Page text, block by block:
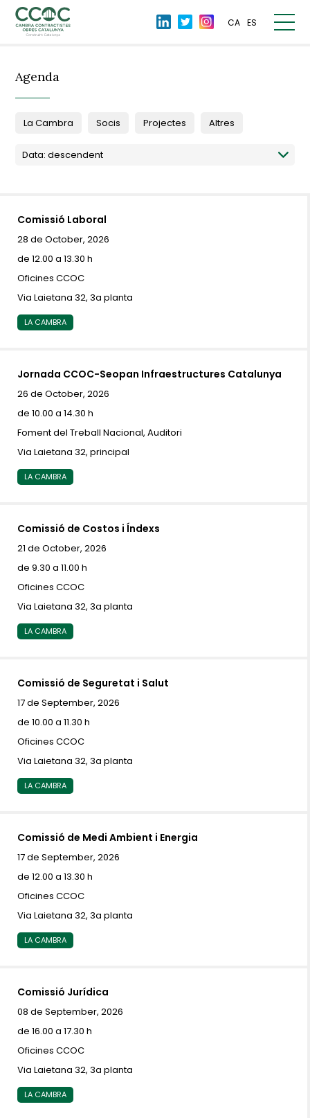
CA ES
Agenda
La Cambra Socis Projectes Altres
Comissió Laboral
28 de October, 2026
de 12.00 a 13.30 h
Oficines CCOC
Via Laietana 32, 3a planta
LA CAMBRA
Jornada CCOC-Seopan Infraestructures Catalunya
26 de October, 2026
de 10.00 a 14.30 h
Foment del Treball Nacional, Auditori
Via Laietana 32, principal
LA CAMBRA
Comissió de Costos i Índexs
21 de October, 2026
de 9.30 a 11.00 h
Oficines CCOC
Via Laietana 32, 3a planta
LA CAMBRA
Comissió de Seguretat i Salut
17 de September, 2026
de 10.00 a 11.30 h
Oficines CCOC
Via Laietana 32, 3a planta
LA CAMBRA
Comissió de Medi Ambient i Energia
17 de September, 2026
de 12.00 a 13.30 h
Oficines CCOC
Via Laietana 32, 3a planta
LA CAMBRA
Comissió Jurídica
08 de September, 2026
de 16.00 a 17.30 h
Oficines CCOC
Via Laietana 32, 3a planta
LA CAMBRA